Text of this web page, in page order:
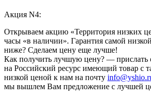
Акция N4:
Открываем акцию «Территория низких
часы «в наличии». Гарантия самой
ниже? Сделаем цену еще лучше!
Как получить лучшую цену? — прислать
на Российский ресурс имеющий товар с
низкой ценой к нам на почту
мы вышлем Вам предложение с лучшей